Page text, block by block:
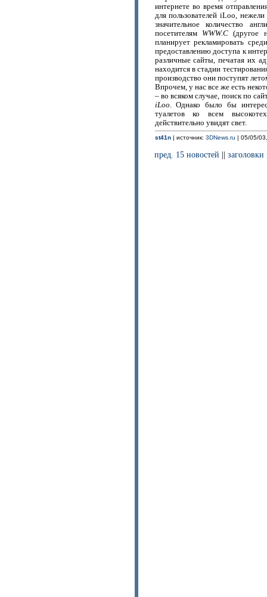
интернете во время
для пользователей iLoo,
значительное количество
посетителям WWW.C(другое
планирует рекламировать
предоставлению доступа к
различные сайты, печатая их
находится в стадии
производство они поступят
Впрочем, у нас все же есть
– во всяком случае, поиск по
iLoo. Однако было бы
туалетов ко всем
действительно увидят свет.
st41n| источник: 3DNews.ru | 05/05/
пред. 15 новостей ||заголовки